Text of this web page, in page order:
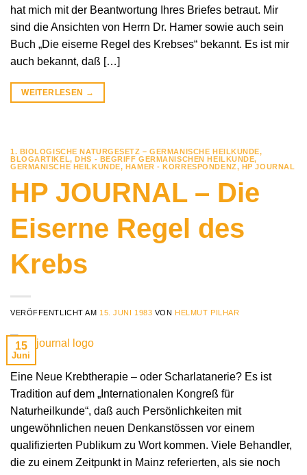
hat mich mit der Beantwortung Ihres Briefes betraut. Mir
sind die Ansichten von Herrn Dr. Hamer sowie auch sein
Buch „Die eiserne Regel des Krebses“ bekannt. Es ist mir
auch bekannt, daß […]
WEITERLESEN →
1. BIOLOGISCHE NATURGESETZ – GERMANISCHE HEILKUNDE,
BLOGARTIKEL,DHS - BEGRIFF GERMANISCHEN HEILKUNDE,
GERMANISCHE HEILKUNDE, HAMER - KORRESPONDENZ, HP JOURNAL
HP JOURNAL – Die
Eiserne Regel des
Krebs
VERÖFFENTLICHT AM 15. JUNI 1983 VON HELMUT PILHAR
15
Juni
Eine Neue Krebtherapie – oder Scharlatanerie? Es ist
Tradition auf dem „Internationalen Kongreß für
Naturheilkunde“, daß auch Persönlichkeiten mit
ungewöhnlichen neuen Denkanstössen vor einem
qualifizierten Publikum zu Wort kommen. Viele Behandler,
die zu einem Zeitpunkt in Mainz referierten, als sie noch